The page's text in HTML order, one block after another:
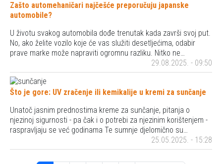
Zašto automehaničari najčešće preporučuju japanske
automobile?
U životu svakog automobila dođe trenutak kada završi svoj put.
No, ako želite vozilo koje će vas služiti desetljećima, odabir
prave marke može napraviti ogromnu razliku. Nitko ne…
29.08.2025. - 09:50
Što je gore: UV zračenje ili kemikalije u kremi za sunčanje
Unatoč jasnim prednostima kreme za sunčanje, pitanja o
njezinoj sigurnosti - pa čak i o potrebi za njezinim korištenjem -
raspravljaju se već godinama Te sumnje djelomično su…
25.05.2025. - 15:28
Pagination